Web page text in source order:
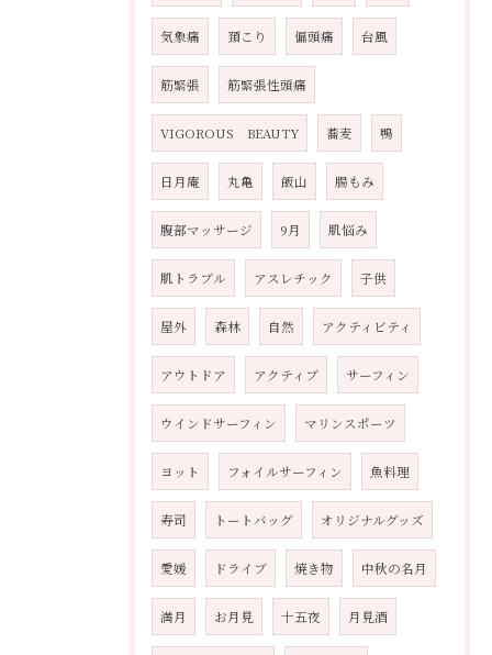
気象痛 頚こり 偏頭痛 台風
筋緊張 筋緊張性頭痛
VIGOROUS BEAUTY 蕎麦 鴨
日月庵 丸亀 飯山 腸もみ
腹部マッサージ 9月 肌悩み
肌トラブル アスレチック 子供
屋外 森林 自然 アクティビティ
アウトドア アクティブ サーフィン
ウインドサーフィン マリンスポーツ
ヨット フォイルサーフィン 魚料理
寿司 トートバッグ オリジナルグッズ
愛媛 ドライブ 焼き物 中秋の名月
満月 お月見 十五夜 月見酒